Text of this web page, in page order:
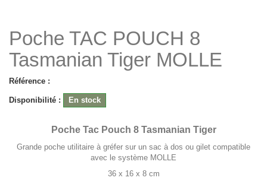
Poche TAC POUCH 8
Tasmanian Tiger MOLLE
Référence :
Disponibilité : En stock
Poche Tac Pouch 8 Tasmanian Tiger
Grande poche utilitaire à gréfer sur un sac à dos ou gilet compatible
avec le système MOLLE
36 x 16 x 8 cm